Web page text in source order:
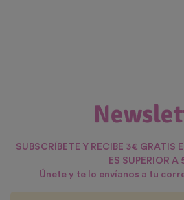
SUBSCRÍBETE Y RECIBE 3€ GRATIS
ES SUPERIOR A
Únete y te lo envíanos a tu